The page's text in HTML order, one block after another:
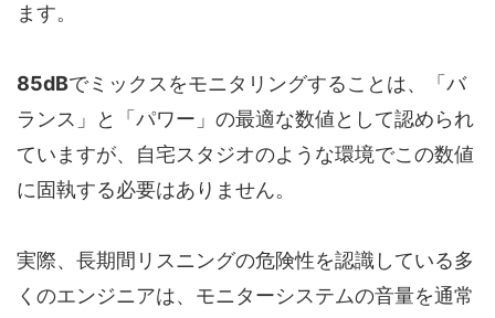
ます。
85dBでミックスをモニタリングすることは、「バ
ランス」と「パワー」の最適な数値として認められ
ていますが、自宅スタジオのような環境でこの数値
に固執する必要はありません。
実際、長期間リスニングの危険性を認識している多
くのエンジニアは、モニターシステムの音量を通常